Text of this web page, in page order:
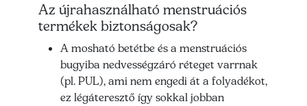
Az újrahasználható menstruációs
termékek biztonságosak?
A mosható betétbe és a menstruációs
bugyiba nedvességzáró réteget varrnak
(pl. PUL), ami nem engedi át a folyadékot,
ez légáteresztő így sokkal jobban